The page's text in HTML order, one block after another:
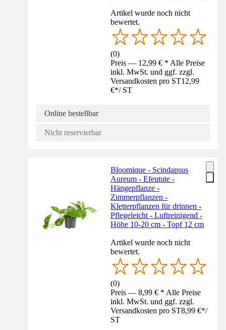
Artikel wurde noch nicht
bewertet.
(0)
Preis — 12,99 € * Alle Preise
inkl. MwSt. und ggf. zzgl.
Versandkosten pro ST12,99
€*/ ST
Online bestellbar
Nicht reservierbar
Bloomique - Scindapsus
Aureum - Efeutute -
Hängepflanze -
Zimmerpflanzen -
Kletterpflanzen für drinnen -
Pflegeleicht - Luftreinigend -
Höhe 10-20 cm - Topf 12 cm
Artikel wurde noch nicht
bewertet.
(0)
Preis — 8,99 € * Alle Preise
inkl. MwSt. und ggf. zzgl.
Versandkosten pro ST8,99 €*/
ST